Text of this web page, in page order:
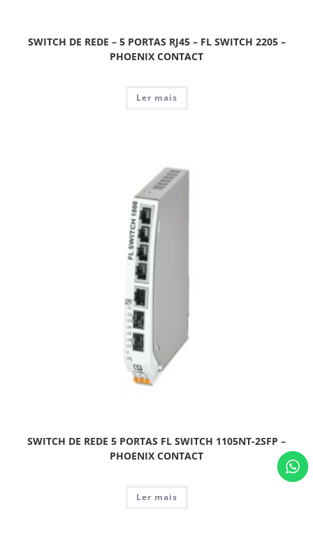
SWITCH DE REDE – 5 PORTAS RJ45 – FL SWITCH 2205 –
PHOENIX CONTACT
Ler mais
SWITCH DE REDE 5 PORTAS FL SWITCH 1105NT-2SFP –
PHOENIX CONTACT
Ler mais